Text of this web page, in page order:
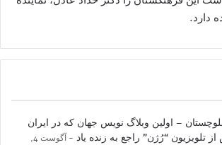
دارد.
– اولین وبلاگ نویس جهان که در ایران
تلویزیون “رُژن” راجع به زنده یاد
آگوست 4,